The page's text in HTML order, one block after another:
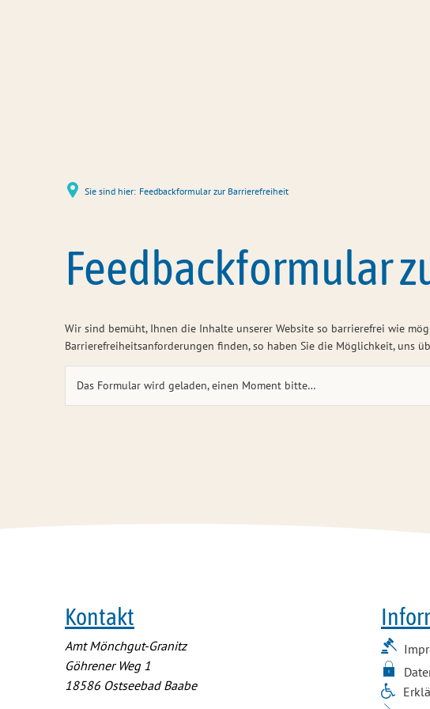
Sie sind hier: Feedbackformular zur Barrierefreiheit
Feedbackformular
Wir sind bemüht, Ihnen die Inhalte unserer Website so barrierefrei wie
Barrierefreiheitsanforderungen finden, so haben Sie die Möglichkeit, uns
Das Formular wird geladen, einen Moment bitte…
Kontakt
Amt Mönchgut-Granitz
Göhrener Weg 1
18586 Ostseebad Baabe